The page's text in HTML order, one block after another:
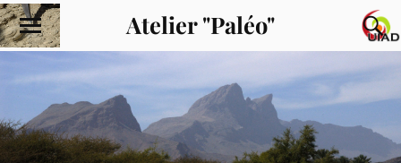
Atelier "Paléo"